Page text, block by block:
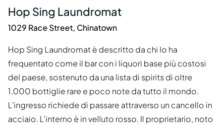
Hop Sing Laundromat
1029 Race Street, Chinatown
Hop Sing Laundromat è descritto da chi lo ha
frequentato come il bar con i liquori base più costosi
del paese, sostenuto da una lista di spirits di oltre
1.000 bottiglie rare e poco note da tutto il mondo.
L'ingresso richiede di passare attraverso un cancello in
acciaio. L'interno è in velluto rosso. Il proprietario, noto